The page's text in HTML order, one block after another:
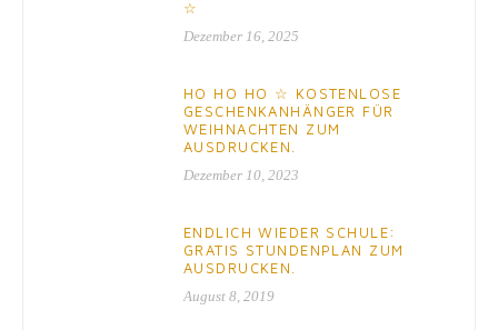
☆
Dezember 16, 2025
HO HO HO ☆ KOSTENLOSE
GESCHENKANHÄNGER FÜR
WEIHNACHTEN ZUM
AUSDRUCKEN.
Dezember 10, 2023
ENDLICH WIEDER SCHULE:
GRATIS STUNDENPLAN ZUM
AUSDRUCKEN.
August 8, 2019